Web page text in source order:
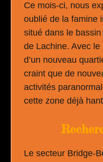
Ce mois-ci, nous
oublié de la famine
situé dans le
de Lachine. Avec
d’un nouveau
craint que de
activités
cette zone déjà
Le secteur Bridge-